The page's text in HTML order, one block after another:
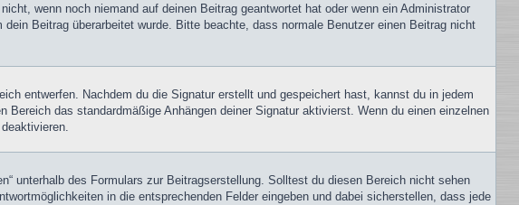
wenn noch niemand auf deinen Beitrag geantwortet hat oder wenn ein Administrator
Beitrag überarbeitet wurde. Bitte beachte, dass normale Benutzer einen Beitrag nicht
entwerfen. Nachdem du die Signatur erstellt und gespeichert hast, kannst du in jedem
das standardmäßige Anhängen deiner Signatur aktivierst. Wenn du einen einzelnen
unterhalb des Formulars zur Beitragserstellung. Solltest du diesen Bereich nicht sehen
in die entsprechenden Felder eingeben und dabei sicherstellen, dass jede